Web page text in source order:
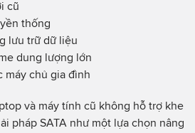
cũ
thống
lưu trữ dữ liệu
dung lượng lớn
máy chủ gia đình
và máy tính cũ không hỗ trợ khe
pháp SATA như một lựa chọn nâng